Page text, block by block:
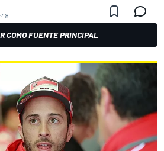
COMO FUENTE PRINCIPAL